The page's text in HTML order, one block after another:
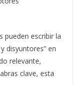
pueden escribir la
disyuntores” en
relevante,
clave, esta